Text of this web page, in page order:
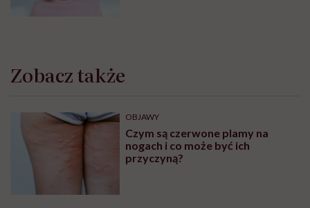
Zobacz także
OBJAWY
Czym są czerwone plamy na
nogach i co może być ich
przyczyną?